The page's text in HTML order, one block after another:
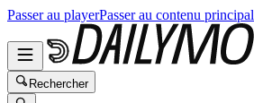
Passer au playerPasser au contenu principal
Rechercher